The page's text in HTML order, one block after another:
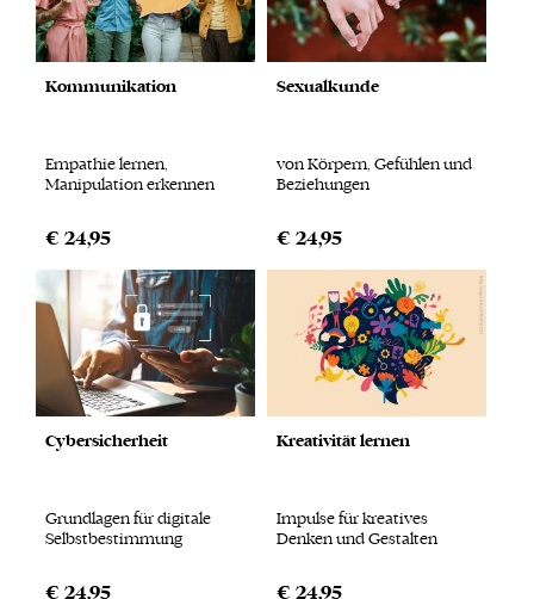
Kommunikation
Empathie lernen,
Manipulation erkennen
€ 24,95
Sexualkunde
von Körpern, Gefühlen und
Beziehungen
€ 24,95
Cybersicherheit
Grundlagen für digitale
Selbstbestimmung
€ 24,95
Kreativität lernen
Impulse für kreatives
Denken und Gestalten
€ 24,95